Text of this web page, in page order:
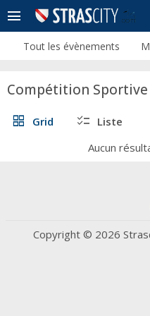
menu
Tout les évènements
Compétition Sportive
grid_view Grid checklist Liste
Aucun
Copyright © 2026